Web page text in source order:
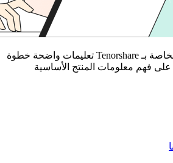
توفر أدلة الفيديو الخاصة بـ Tenorshare تعليمات واضحة خطوة
فهم معلومات المنتج الأساسية